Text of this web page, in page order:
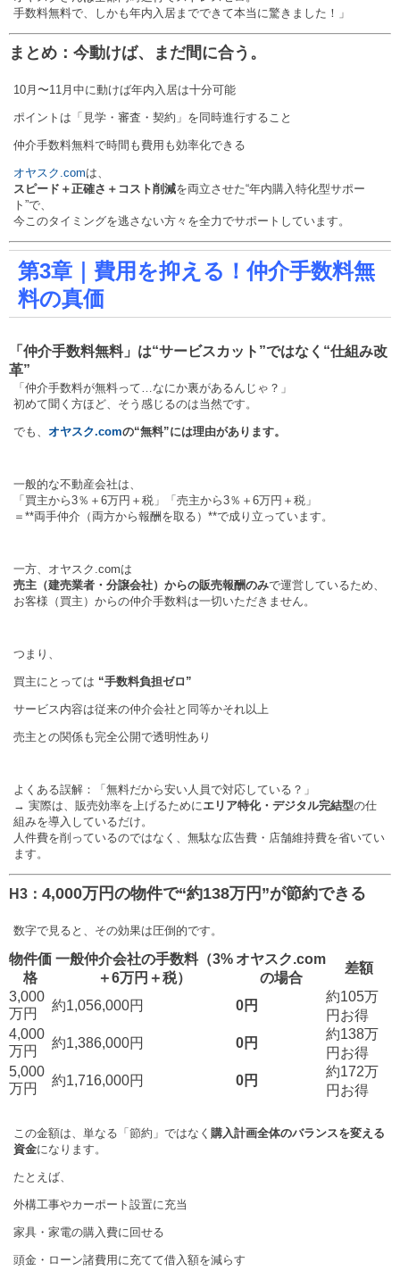
手数料無料で、しかも年内入居までできて本当に驚きました！」
まとめ：今動けば、まだ間に合う。
10月〜11月中に動けば年内入居は十分可能
ポイントは「見学・審査・契約」を同時進行すること
仲介手数料無料で時間も費用も効率化できる
オヤスク.comは、
スピード＋正確さ＋コスト削減を両立させた“年内購入特化型サポー
ト”で、
今このタイミングを逃さない方々を全力でサポートしています。
第3章｜費用を抑える！仲介手数料無
料の真価
「仲介手数料無料」は“サービスカット”ではなく“仕組み改
革”
「仲介手数料が無料って…なにか裏があるんじゃ？」
初めて聞く方ほど、そう感じるのは当然です。
でも、 オヤスク.comの“無料”には理由があります。
一般的な不動産会社は、
「買主から3％＋6万円＋税」「売主から3％＋6万円＋税」
＝**両手仲介（両方から報酬を取る）**で成り立っています。
一方、オヤスク.comは
売主（建売業者・分譲会社）からの販売報酬のみで運営しているため、
お客様（買主）からの仲介手数料は一切いただきません。
つまり、
買主にとっては “手数料負担ゼロ”
サービス内容は従来の仲介会社と同等かそれ以上
売主との関係も完全公開で透明性あり
よくある誤解：「無料だから安い人員で対応している？」
→ 実際は、販売効率を上げるために エリア特化・デジタル完結型の仕
組みを導入しているだけ。
人件費を削っているのではなく、無駄な広告費・店舗維持費を省いてい
ます。
H3： 4,000万円の物件で“約138万円”が節約できる
数字で見ると、その効果は圧倒的です。
物件価
格
一般仲介会社の手数料（3%
＋6万円＋税）
オヤスク.com
の場合
差額
3,000
万円
約1,056,000円 0円
約105万
円お得
4,000
万円
約1,386,000円 0円
約138万
円お得
5,000
万円
約1,716,000円 0円
約172万
円お得
この金額は、単なる「節約」ではなく 購入計画全体のバランスを変える
資金になります。
たとえば、
外構工事やカーポート設置に充当
家具・家電の購入費に回せる
頭金・ローン諸費用に充てて借入額を減らす